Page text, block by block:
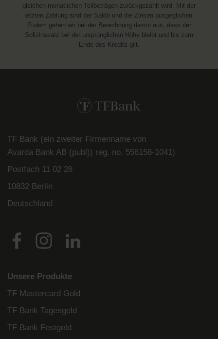
gleichen monatlichen Teilbeträgen zurückgezahlt wird. Mit der
letzten Zahlung sind der Saldo und die Zinsen ausgeglichen.
Zudem gehen wir bei der Berechnung davon aus, dass der
Sollzinssatz bei der ursprünglichen Höhe bleibt und bis zum
Ende des Kredits gilt.
TF Bank (ein zweiter Firmenname von
Avarda Bank AB (publ)) reg. no. 556158-1041)
Postfach 11 02 28
10832 Berlin
Deutschland
Unsere Produkte
TF Mastercard Gold
TF Bank Tagesgeld
TF Bank Festgeld